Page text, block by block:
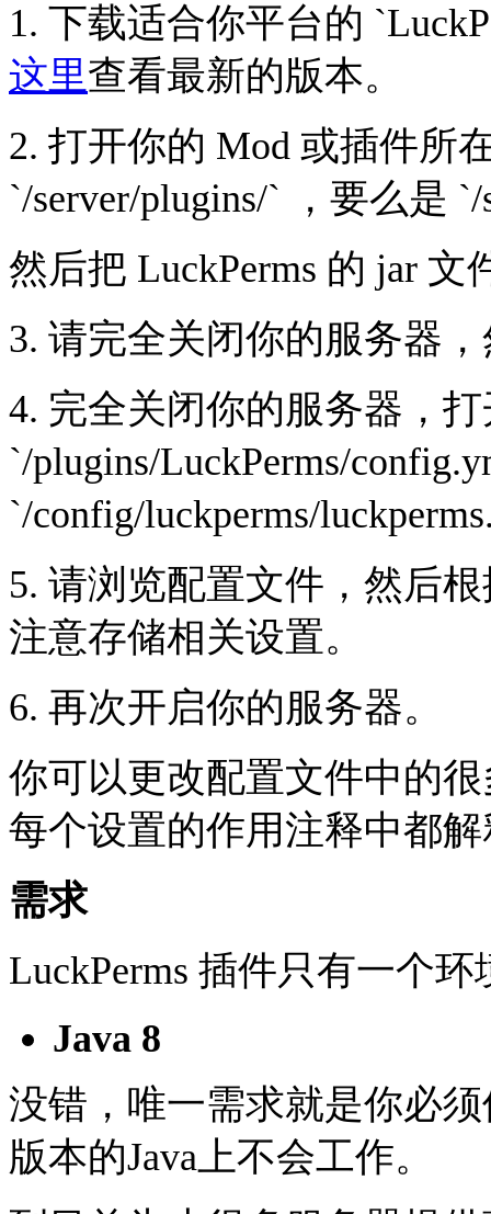
1. 下载适合你平台的
这里查看最新的版本。
2. 打开你的 Mod 或插件所
`/server/plugins/` ，要么是 `/
然后把 LuckPerms 的 jar
3. 请完全关闭你的服务器
4. 完全关闭你的服务器，
`/plugins/LuckPerms/
`/config/luckperms/
5. 请浏览配置文件，然后
注意存储相关设置。
6. 再次开启你的服务器。
你可以更改配置文件中的
每个设置的作用注释中都
需求
LuckPerms 插件只有一个环
Java 8
没错，唯一需求就是你必须
版本的Java上不会工作。